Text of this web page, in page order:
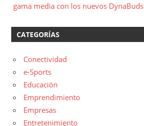
gama media con los nuevos DynaBuds
CATEGORÍAS
Conectividad
e-Sports
Educación
Emprendimiento
Empresas
Entretenimiento